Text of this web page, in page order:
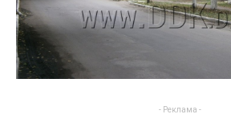
- Реклама -